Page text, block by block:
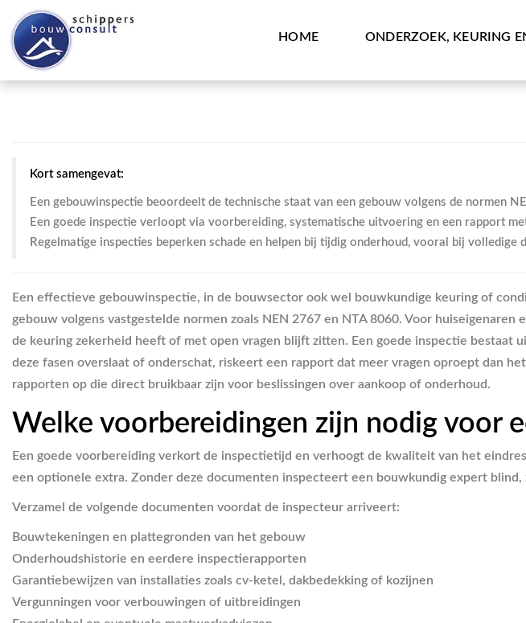
HOME ONDERZOEK, KEURING
Kort samengevat:
Een gebouwinspectie beoordeelt de technische staat van een gebouw volgens de normen
Een goede inspectie verloopt via voorbereiding, systematische uitvoering en een rapport
Regelmatige inspecties beperken schade en helpen bij tijdig onderhoud, vooral bij volledige
Een effectieve gebouwinspectie, in de bouwsector ook wel bouwkundige keuring of
gebouw volgens vastgestelde normen zoals NEN 2767 en NTA 8060. Voor
de keuring zekerheid heeft of met open vragen blijft zitten. Een goede inspectie
deze fasen overslaat of onderschat, riskeert een rapport dat meer vragen oproept dan
rapporten op die direct bruikbaar zijn voor beslissingen over aankoop of onderhoud.
Welke voorbereidingen zijn nodig voor
Een goede voorbereiding verkort de inspectietijd en verhoogt de kwaliteit van het
een optionele extra. Zonder deze documenten inspecteert een bouwkundig expert
Verzamel de volgende documenten voordat de inspecteur arriveert:
Bouwtekeningen en plattegronden van het gebouw
Onderhoudshistorie en eerdere inspectierapporten
Garantiebewijzen van installaties zoals cv-ketel, dakbedekking of kozijnen
Vergunningen voor verbouwingen of uitbreidingen